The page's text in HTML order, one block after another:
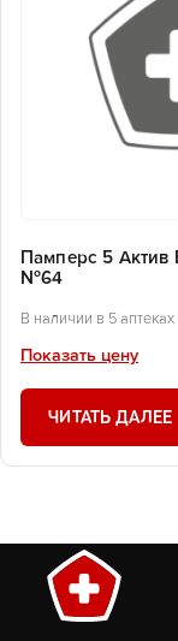
Памперс 5 Актив
№64
В наличии в 5 аптеках
Показать цену
ЧИТАТЬ ДАЛЕЕ